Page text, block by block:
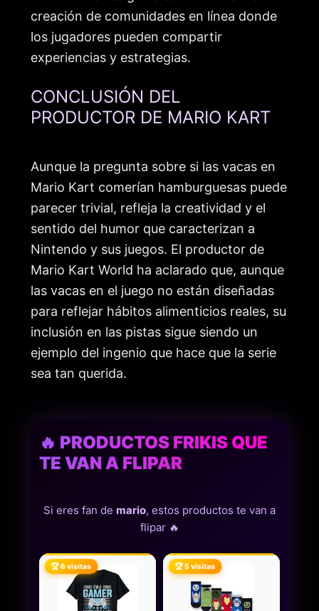
creación de comunidades en línea donde
los jugadores pueden compartir
experiencias y estrategias.
CONCLUSIÓN DEL
PRODUCTOR DE MARIO KART
Aunque la pregunta sobre si las vacas en
Mario Kart comerían hamburguesas puede
parecer trivial, refleja la creatividad y el
sentido del humor que caracterizan a
Nintendo y sus juegos. El productor de
Mario Kart World ha aclarado que, aunque
las vacas en el juego no están diseñadas
para reflejar hábitos alimenticios reales, su
inclusión en las pistas sigue siendo un
ejemplo del ingenio que hace que la serie
sea tan querida.
🔥 PRODUCTOS FRIKIS QUE
TE VAN A FLIPAR
Si eres fan de mario, estos productos te van a
flipar 🔥
🏆 6 visitas 🏆 5 visitas